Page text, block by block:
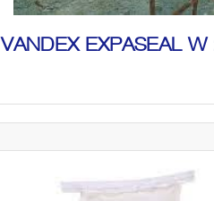
VANDEX EXPASEAL W